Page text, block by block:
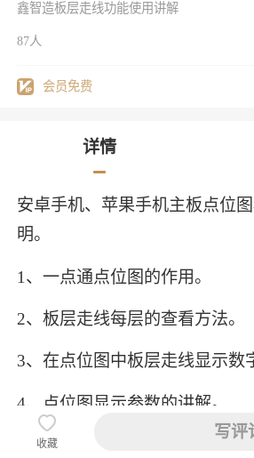
鑫智造板层走线功能使用讲解
87人
会员免费
详情
安卓手机、苹果手机主板点位
明。
1、一点通点位图的作用。
2、板层走线每层的查看方法。
3、在点位图中板层走线显示数
4、点位图显示参数的讲解。
收藏
写评